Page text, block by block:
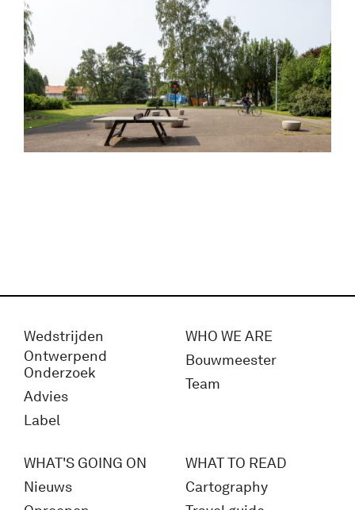
Wedstrijden
Ontwerpend
Onderzoek
Advies
Label
WHO WE ARE
Bouwmeester
Team
WHAT'S GOING ON
Nieuws
WHAT TO READ
Cartography